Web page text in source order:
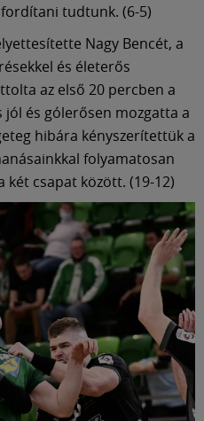
tudtunk. (6-5)
Nagy Bencét, a
és életerős
az első 20 percben a
jól és gólerősen mozgatta a
hibára kényszerítettük a
folyamatosan
csapat között. (19-12)